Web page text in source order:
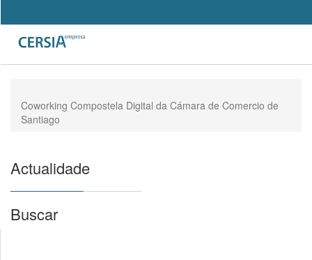
contenido
principal
Formulario
de
Coworking Compostela Digital da Cámara de Comercio de
Santiago
Actualidade
Buscar